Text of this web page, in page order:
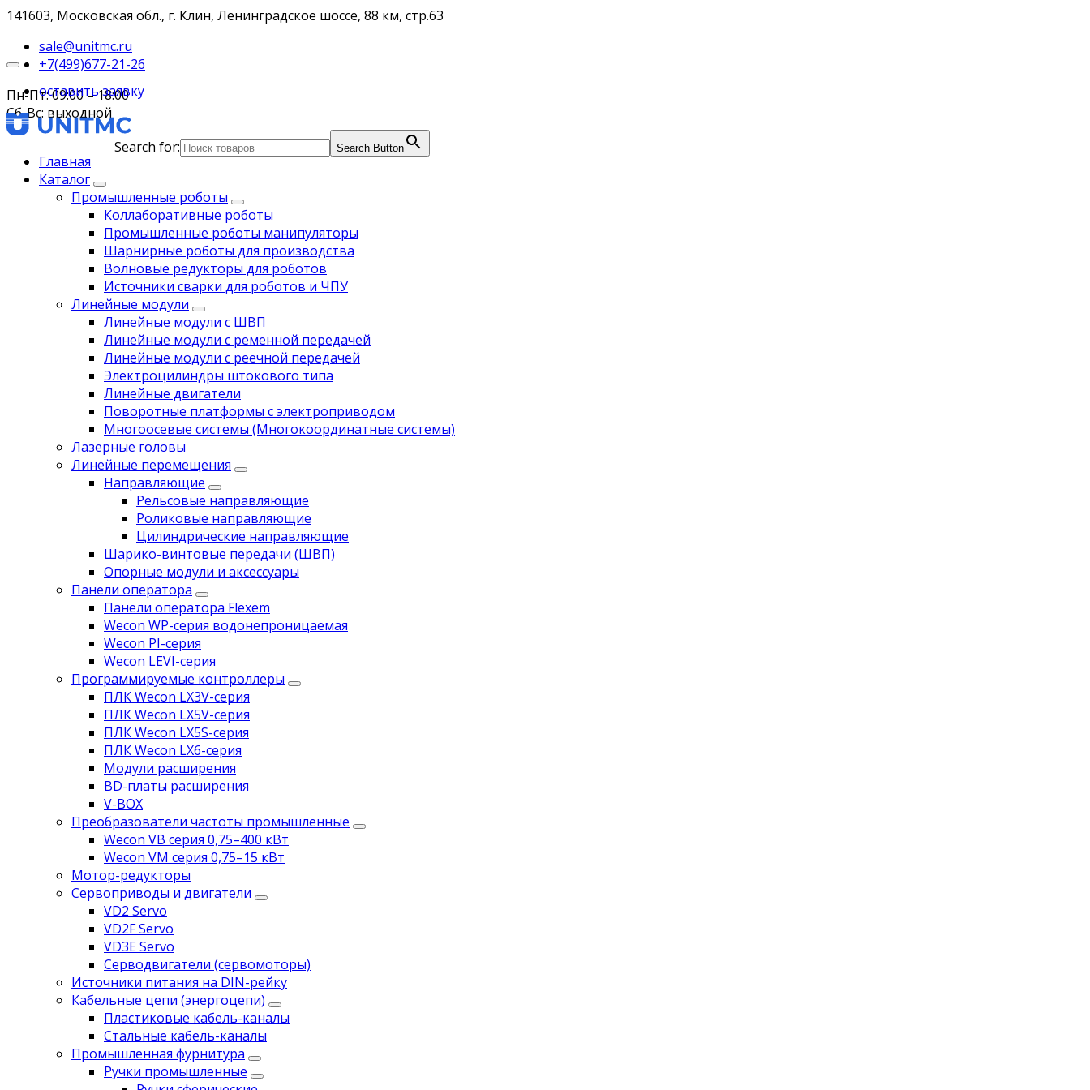
141603, Московская обл., г. Клин, Ленинградское шоссе, 88 км, стр.63
sale@unitmc.ru
+7(499)677-21-26
Пн-Пт: 09:00 – 18:00
Сб-Вс: выходной
Search for:
Search Button
оставить заявку
Главная
Каталог
Промышленные роботы
Коллаборативные роботы
Промышленные роботы манипуляторы
Шарнирные роботы для производства
Волновые редукторы для роботов
Источники сварки для роботов и ЧПУ
Линейные модули
Линейные модули с ШВП
Линейные модули с ременной передачей
Линейные модули с реечной передачей
Электроцилиндры штокового типа
Линейные двигатели
Поворотные платформы с электроприводом
Многоосевые системы (Многокоординатные системы)
Лазерные головы
Линейные перемещения
Направляющие
Рельсовые направляющие
Роликовые направляющие
Цилиндрические направляющие
Шарико-винтовые передачи (ШВП)
Опорные модули и аксессуары
Панели оператора
Панели оператора Flexem
Wecon WP-серия водонепроницаемая
Wecon PI-серия
Wecon LEVI-серия
Программируемые контроллеры
ПЛК Wecon LX3V-серия
ПЛК Wecon LX5V-серия
ПЛК Wecon LX5S-серия
ПЛК Wecon LX6-серия
Модули расширения
BD-платы расширения
V-BOX
Преобразователи частоты промышленные
Wecon VB серия 0,75–400 кВт
Wecon VM серия 0,75–15 кВт
Мотор-редукторы
Сервоприводы и двигатели
VD2 Servo
VD2F Servo
VD3E Servo
Серводвигатели (сервомоторы)
Источники питания на DIN-рейку
Кабельные цепи (энергоцепи)
Пластиковые кабель-каналы
Стальные кабель-каналы
Промышленная фурнитура
Ручки промышленные